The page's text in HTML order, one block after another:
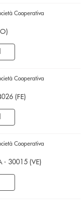
Cooperativa
Cooperativa
(FE)
Cooperativa
- 30015 (VE)